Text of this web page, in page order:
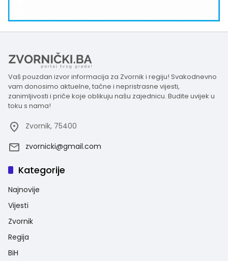
Vaš pouzdan izvor informacija za Zvornik i regiju! Svakodnevno
vam donosimo aktuelne, tačne i nepristrasne vijesti,
zanimljivosti i priče koje oblikuju našu zajednicu. Budite uvijek u
toku s nama!
Zvornik, 75400
zvornicki@gmail.com
Kategorije
Najnovije
Vijesti
Zvornik
Regija
BiH